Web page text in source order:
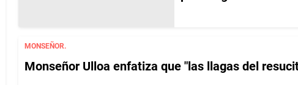
MONSEÑOR.
Monseñor Ulloa enfatiza que "las llagas del